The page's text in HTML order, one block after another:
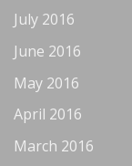
July 2016
June 2016
May 2016
April 2016
March 2016